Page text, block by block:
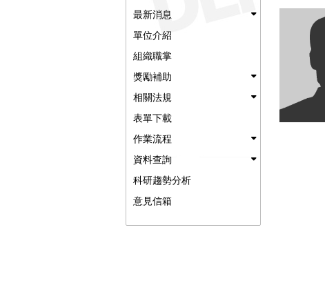
最新消息
單位介紹
組織職掌
獎勵補助
相關法規
表單下載
作業流程
資料查詢
科研趨勢分析
意見信箱